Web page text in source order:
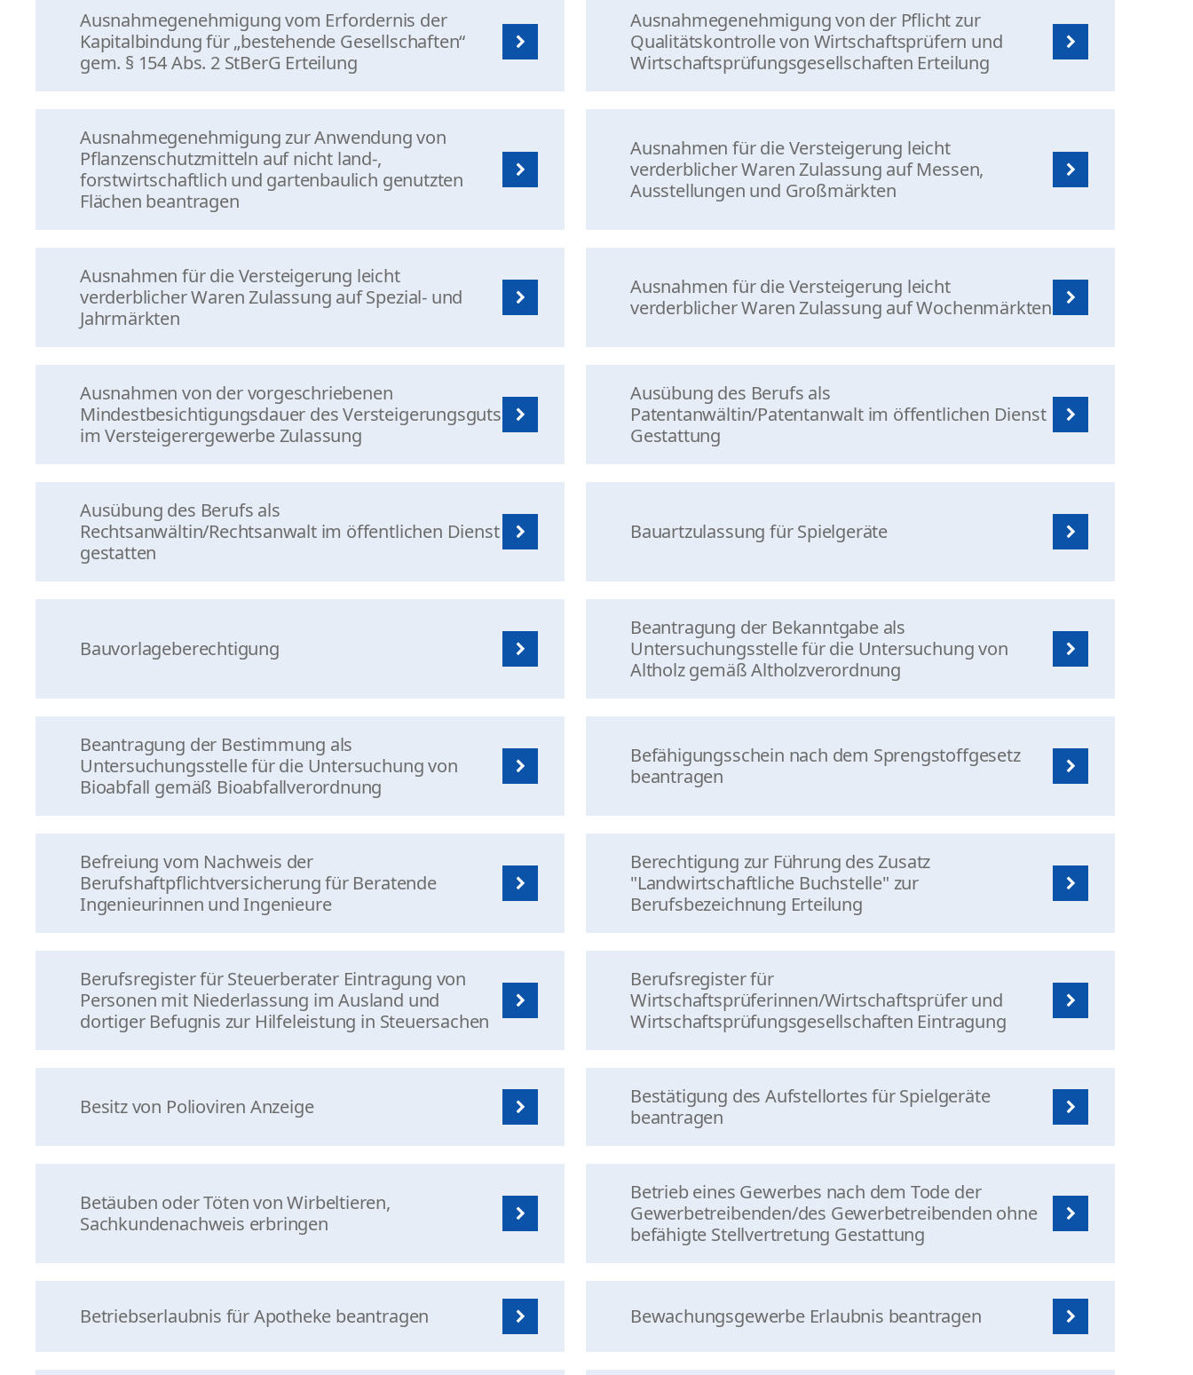
Ausnahmegenehmigung vom Erfordernis der
Kapitalbindung für „bestehende Gesellschaften“
gem. § 154 Abs. 2 StBerG Erteilung
Ausnahmegenehmigung von der Pflicht zur
Qualitätskontrolle von Wirtschaftsprüfern und
Wirtschaftsprüfungsgesellschaften Erteilung
Ausnahmegenehmigung zur Anwendung von
Pflanzenschutzmitteln auf nicht land-,
forstwirtschaftlich und gartenbaulich genutzten
Flächen beantragen
Ausnahmen für die Versteigerung leicht
verderblicher Waren Zulassung auf Messen,
Ausstellungen und Großmärkten
Ausnahmen für die Versteigerung leicht
verderblicher Waren Zulassung auf Spezial- und
Jahrmärkten
Ausnahmen für die Versteigerung leicht
verderblicher Waren Zulassung auf Wochenmärkten
Ausnahmen von der vorgeschriebenen
Mindestbesichtigungsdauer des Versteigerungsguts
im Versteigerergewerbe Zulassung
Ausübung des Berufs als
Patentanwältin/Patentanwalt im öffentlichen Dienst
Gestattung
Ausübung des Berufs als
Rechtsanwältin/Rechtsanwalt im öffentlichen Dienst
gestatten
Bauartzulassung für Spielgeräte
Bauvorlageberechtigung
Beantragung der Bekanntgabe als
Untersuchungsstelle für die Untersuchung von
Altholz gemäß Altholzverordnung
Beantragung der Bestimmung als
Untersuchungsstelle für die Untersuchung von
Bioabfall gemäß Bioabfallverordnung
Befähigungsschein nach dem Sprengstoffgesetz
beantragen
Befreiung vom Nachweis der
Berufshaftpflichtversicherung für Beratende
Ingenieurinnen und Ingenieure
Berechtigung zur Führung des Zusatz
"Landwirtschaftliche Buchstelle" zur
Berufsbezeichnung Erteilung
Berufsregister für Steuerberater Eintragung von
Personen mit Niederlassung im Ausland und
dortiger Befugnis zur Hilfeleistung in Steuersachen
Berufsregister für
Wirtschaftsprüferinnen/Wirtschaftsprüfer und
Wirtschaftsprüfungsgesellschaften Eintragung
Besitz von Polioviren Anzeige
Bestätigung des Aufstellortes für Spielgeräte
beantragen
Betäuben oder Töten von Wirbeltieren,
Sachkundenachweis erbringen
Betrieb eines Gewerbes nach dem Tode der
Gewerbetreibenden/des Gewerbetreibenden ohne
befähigte Stellvertretung Gestattung
Betriebserlaubnis für Apotheke beantragen Bewachungsgewerbe Erlaubnis beantragen